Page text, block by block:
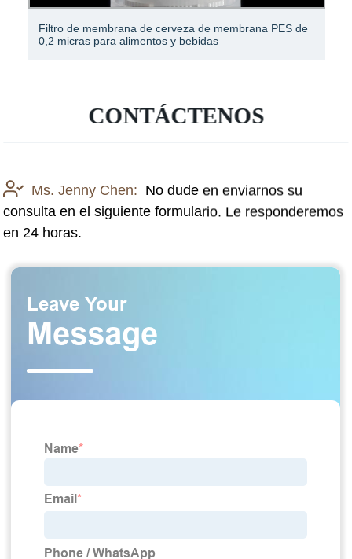
Filtro de membrana de cerveza de membrana PES de
0,2 micras para alimentos y bebidas
CONTÁCTENOS
Ms. Jenny Chen: No dude en enviarnos su
consulta en el siguiente formulario. Le responderemos
en 24 horas.